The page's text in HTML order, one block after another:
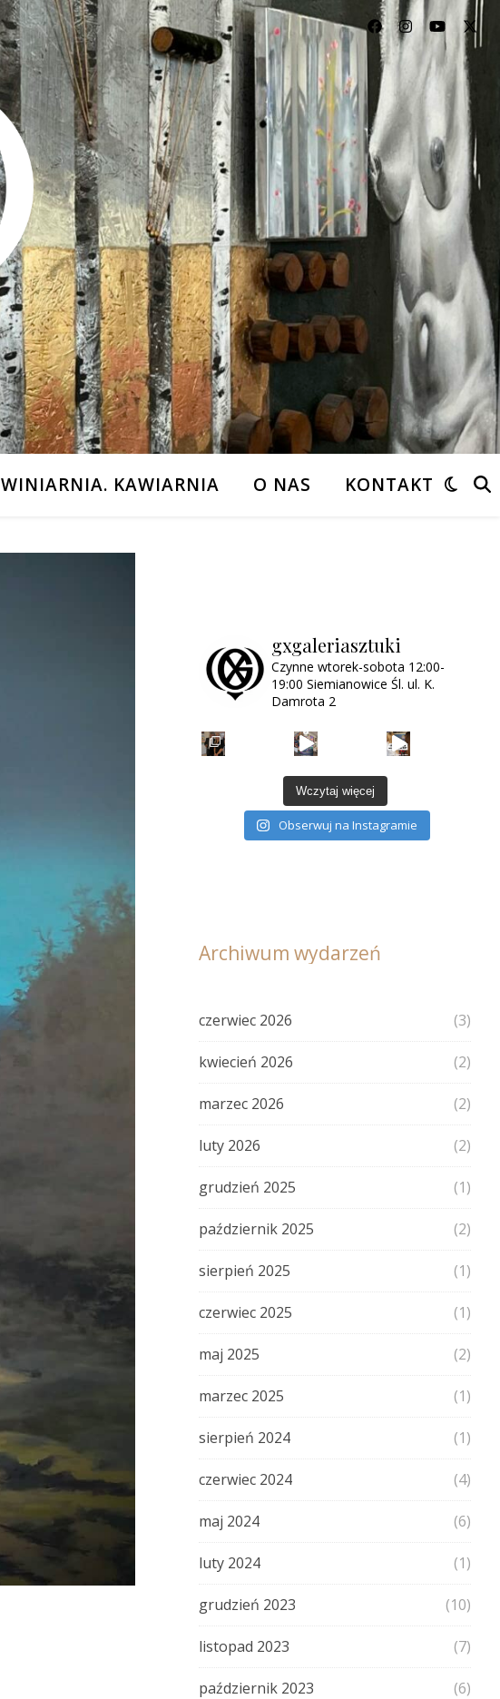
WINIARNIA. KAWIARNIA O NAS KONTAKT
gxgaleriasztuki
Czynne wtorek-sobota 12:00-
19:00 Siemianowice Śl. ul. K.
Damrota 2
Wczytaj więcej
Obserwuj na Instagramie
Archiwum wydarzeń
czerwiec 2026 (3)
kwiecień 2026 (2)
marzec 2026 (2)
luty 2026 (2)
grudzień 2025 (1)
październik 2025 (2)
sierpień 2025 (1)
czerwiec 2025 (1)
maj 2025 (2)
marzec 2025 (1)
sierpień 2024 (1)
czerwiec 2024 (4)
maj 2024 (6)
luty 2024 (1)
grudzień 2023 (10)
listopad 2023 (7)
październik 2023 (6)